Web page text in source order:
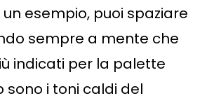
esempio, puoi spaziare
sempre a mente che
indicati per la palette
sono i toni caldi del